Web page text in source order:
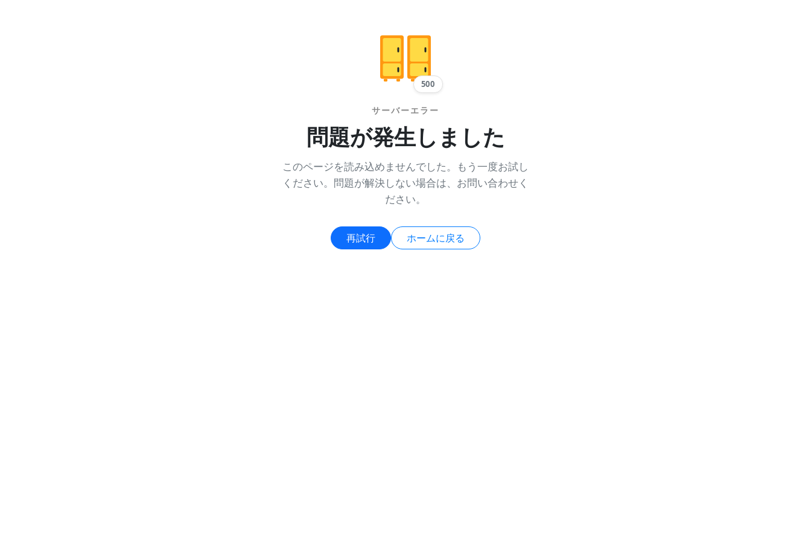
500
サーバーエラー
問題が発生しました
このページを読み込めませんでした。もう一度お試し
ください。問題が解決しない場合は、お問い合わせく
ださい。
再試行 ホームに戻る